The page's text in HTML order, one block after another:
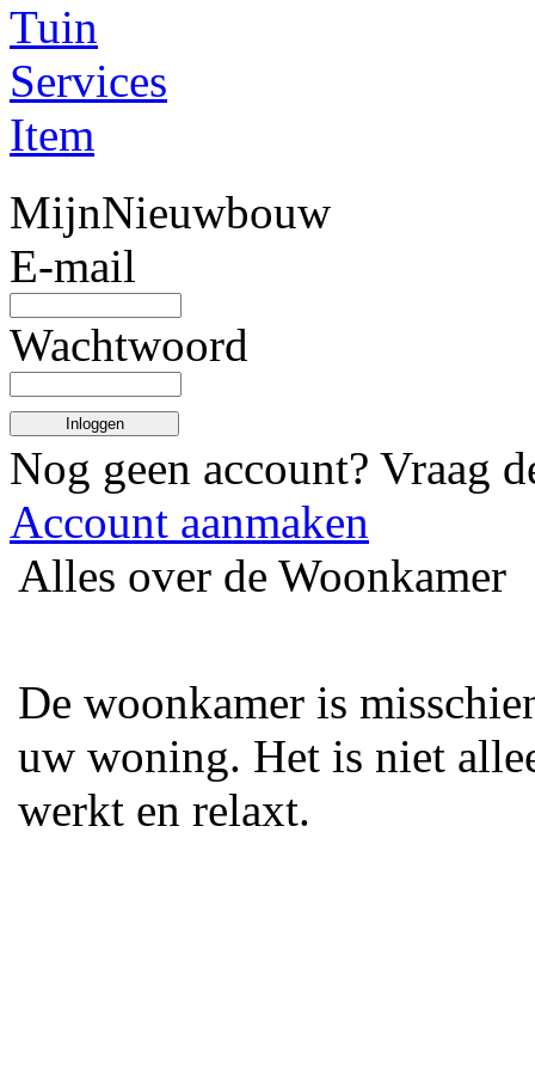
Tuin
Services
Item
MijnNieuwbouw
E-mail
Wachtwoord
Inloggen
Nog geen account? Vraag
Account aanmaken
Alles over de Woonkamer
De woonkamer is
uw woning. Het is niet
werkt en relaxt.